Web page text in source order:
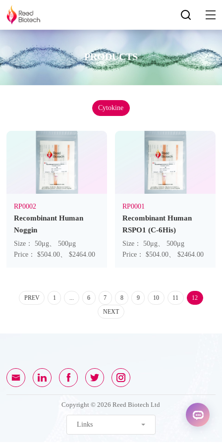
PRODUCTS
Cytokine
RP0002
Recombinant Human
Noggin
Size： 50μg、 500μg
Price： $504.00、 $2464.00
RP0001
Recombinant Human
RSPO1 (C-6His)
Size： 50μg、 500μg
Price： $504.00、 $2464.00
PREV 1 ... 6 7 8 9 10 11
12
NEXT
Copyright © 2026 Reed Biotech Ltd
Links